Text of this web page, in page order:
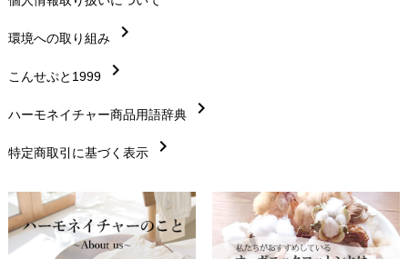
サイズ・寸法
生地・素材chevron_right
お手入れについて chevron_right
レビューを書こうchevron_right
返品交換chevron_right
FAXでのご注文 chevron_right
お問い合わせchevron_right
環境への取り組み chevron_right
こんせぷと1999 chevron_right
ハーモネイチャー商品用語辞典 chevron_right
特定商取引に基づく表示 chevron_right